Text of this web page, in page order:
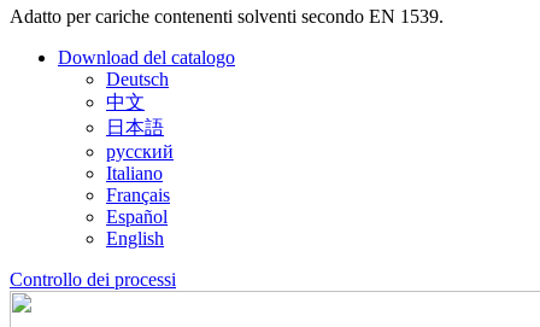
Adatto per cariche contenenti solventi secondo EN 1539.
Download del catalogo
Deutsch
中文
日本語
русский
Italiano
Français
Español
English
Controllo dei processi